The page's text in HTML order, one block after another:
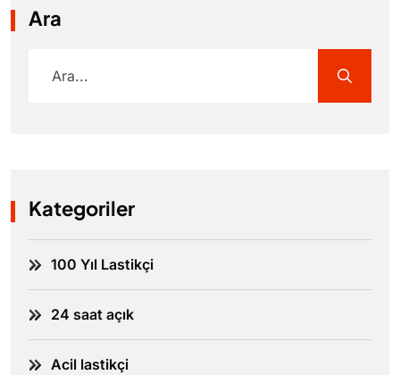
Ara
Kategoriler
100 Yıl Lastikçi
24 saat açık
Acil lastikçi